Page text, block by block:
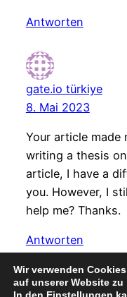
Antworten
gate.io türkiye
8. Mai 2023
Your article made
writing a thesis
article, I have a
you. However, I
help me? Thanks.
Antworten
Wir verwenden
auf unserer Website zu